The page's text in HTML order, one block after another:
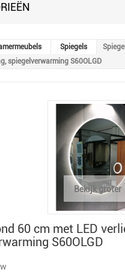
Spiegels
spiegelverwarming S60OLGD
Bekijk groter
60 cm met LED
S60OLGD